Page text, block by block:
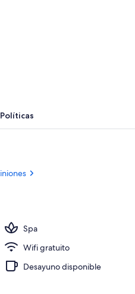
Televisión LCD de 32 pulgadas con
Políticas
Spa
Wifi gratuito
Desayuno disponible